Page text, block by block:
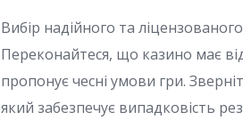
Вибір надійного та
Переконайтеся, що казино має
пропонує чесні умови гри.
який забезпечує випадковість